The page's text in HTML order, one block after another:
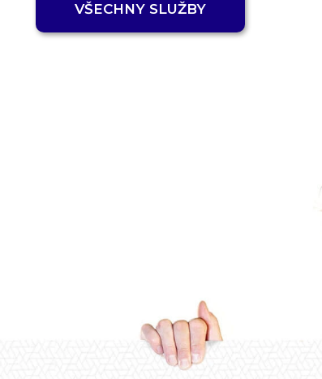
VŠECHNY SLUŽBY